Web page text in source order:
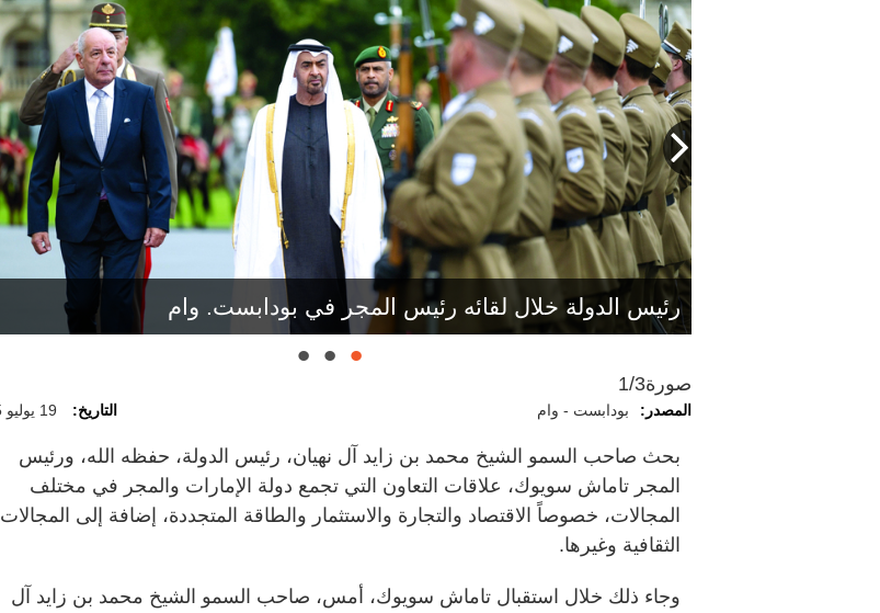
رئيس الدولة خلال لقائه رئيس المجر في بودابست. وام
صورة1/3
المصدر: بودابست - وام التاريخ: 19 يوليو 2025
بحث صاحب السمو الشيخ محمد بن زايد آل نهيان، رئيس الدولة، حفظه الله، ورئيس
المجر تاماش سويوك، علاقات التعاون التي تجمع دولة الإمارات والمجر في مختلف
المجالات، خصوصاً الاقتصاد والتجارة والاستثمار والطاقة المتجددة، إضافة إلى المجالات
الثقافية وغيرها.
وجاء ذلك خلال استقبال تاماش سويوك، أمس، صاحب السمو الشيخ محمد بن زايد آل